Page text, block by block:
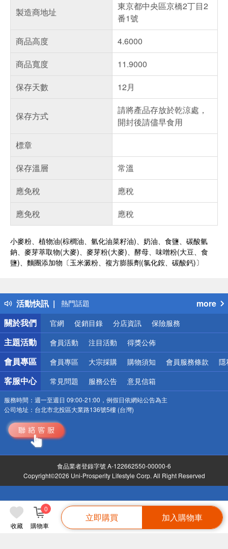
收藏 購物車
0
立即購買 加入購物車
製造商地址
東京都中央區京橋2丁目2
番1號
商品高度
4.6000
商品寬度
11.9000
保存天數
12月
保存方式
請將產品存放於乾涼處，
開封後請儘早食用
標章
保存溫層
常溫
應免稅
應稅
應免稅
應稅
小麥粉、植物油(棕櫚油、氫化油菜籽油)、奶油、食鹽、碳酸氫
鈉、麥芽萃取物(大麥)、麥芽粉(大麥)、酵母、味噌粉(大豆、食
鹽)、麵團添加物〔玉米澱粉、複方膨脹劑(氯化銨、碳酸鈣)〕
活動快訊
得獎公告
熱門話題
銀行優惠
偏遠地區配送
詐騙網頁！請小心！
more
關於我們
官網 促銷目錄 分店資訊 保險服務
主題活動 會員活動 注目活動 得獎公佈
會員專區 會員專區 大宗採購 購物須知 會員服務條款 隱
客服中心 常見問題 服務公告 意見信箱
服務時間： 週一至週日 09:00-21:00，例假日依網站公告為主
公司地址： 台北市北投區大業路136號5樓 (台灣)
食品業者登錄字號 A-122662550-00000-6
Copyright©2026 Uni-Prosperity Lifestyle Corp. All Right Reserved